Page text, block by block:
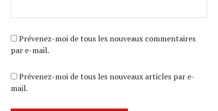
Prévenez-moi de tous les nouveaux commentaires
par e-mail.
Prévenez-moi de tous les nouveaux articles par e-
mail.